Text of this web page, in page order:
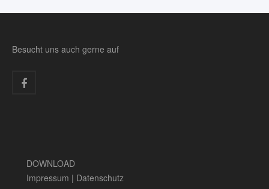
Besucht uns auch gerne auf
DOWNLOAD
Impressum | Datenschutz